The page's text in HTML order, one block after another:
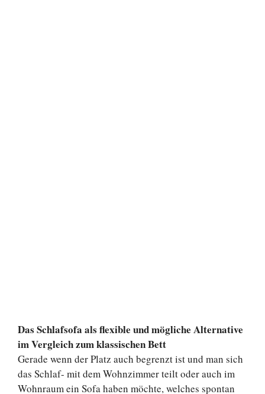
Das Schlafsofa als flexible und mögliche Alternative
im Vergleich zum klassischen Bett
Gerade wenn der Platz auch begrenzt ist und man sich
das Schlaf- mit dem Wohnzimmer teilt oder auch im
Wohnraum ein Sofa haben möchte, welches spontan